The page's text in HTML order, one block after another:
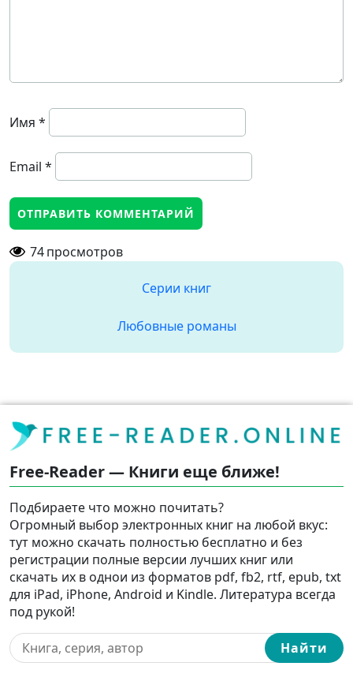
Имя *
Email *
74просмотров
Серии книг
Любовные романы
Free-Reader — Книги еще ближе!
Подбираете что можно почитать?
Огромный выбор электронных книг на любой вкус:
тут можно скачать полностью бесплатно и без
регистрации полные версии лучших книг или
скачать их в однои из форматов pdf, fb2, rtf, epub, txt
для iPad, iPhone, Android и Kindle. Литература всегда
под рукой!
Найти